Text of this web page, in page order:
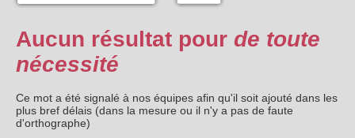
Aucun résultat pour de toute
nécessité
Ce mot a été signalé à nos équipes afin qu'il soit ajouté dans les
plus bref délais (dans la mesure ou il n'y a pas de faute
d'orthographe)